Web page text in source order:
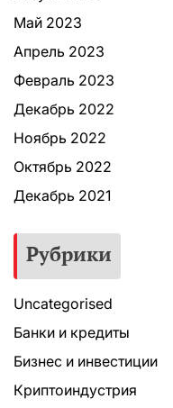
Май 2023
Апрель 2023
Февраль 2023
Декабрь 2022
Ноябрь 2022
Октябрь 2022
Декабрь 2021
Рубрики
Uncategorised
Банки и кредиты
Бизнес и инвестиции
Криптоиндустрия